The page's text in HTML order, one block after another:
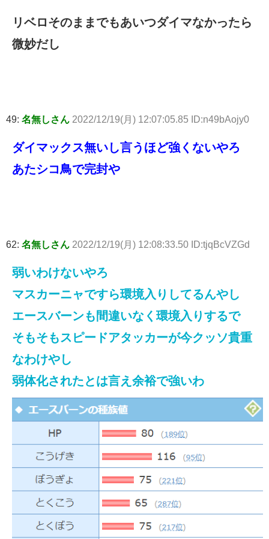
リベロそのままでもあいつダイマなかったら
微妙だし
49: 名無しさん 2022/12/19(月) 12:07:05.85 ID:n49bAojy0
ダイマックス無いし言うほど強くないやろ
あたシコ鳥で完封や
62: 名無しさん 2022/12/19(月) 12:08:33.50 ID:tjqBcVZGd
弱いわけないやろ
マスカーニャですら環境入りしてるんやし
エースバーンも間違いなく環境入りするで
そもそもスピードアタッカーが今クッソ貴重
なわけやし
弱体化されたとは言え余裕で強いわ